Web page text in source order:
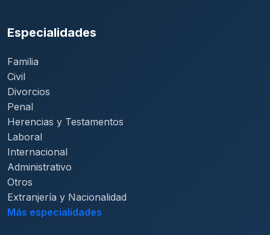
Especialidades
Familia
Civil
Divorcios
Penal
Herencias y Testamentos
Laboral
Internacional
Administrativo
Otros
Extranjería y Nacionalidad
Más especialidades